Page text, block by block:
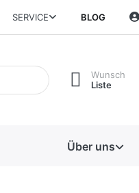
SERVICE BLOG
Wunsch
Liste
Über uns